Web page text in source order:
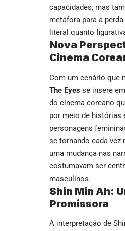
capacidades, mas
metáfora para a
literal quanto
Nova
Cinema
Com um cenário que
The Eyes se insere
do cinema coreano
por meio de histórias
personagens
se tornando cada
uma mudança nas
costumavam ser
masculinos.
Shin Min Ah:
Promissora
A interpretação de